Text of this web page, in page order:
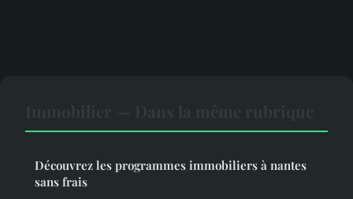
Découvrez les programmes immobiliers à nantes
sans frais